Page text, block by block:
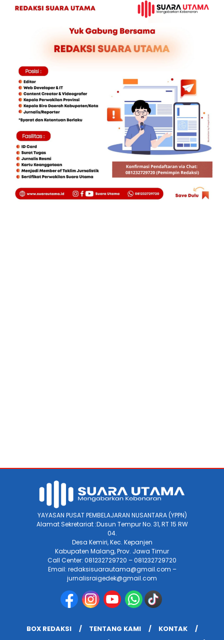
YAYASAN PUSAT PEMBELAJARAN NUSANTARA (YPPN)
Alamat Sekretariat :Dusun Tempur No. 31, RT 15 RW
04.
Desa Kemiri, Kec. Kepanjen
Kabupaten Malang, Prov. Jawa Timur
Call Center: 081232729720 – 081232729720
Email: redaksisuarautama@gmail.com –
jurnalisraigedek@gmail.com
BOX REDAKSI TENTANG KAMI
KONTAK